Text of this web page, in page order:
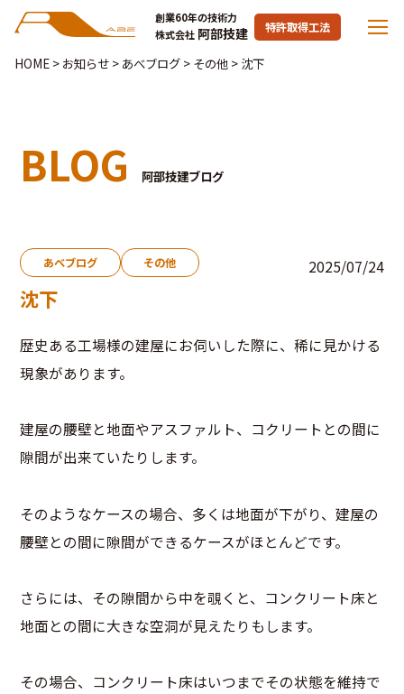
創業60年の技術力
株式会社 阿部技建 特許取得工法
HOME> お知らせ> あべブログ> その他> 沈下
BLOG 阿部技建ブログ
あべブログ その他 2025/07/24
沈下
歴史ある工場様の建屋にお伺いした際に、稀に見かける
現象があります。
建屋の腰壁と地面やアスファルト、コクリートとの間に
隙間が出来ていたりします。
そのようなケースの場合、多くは地面が下がり、建屋の
腰壁との間に隙間ができるケースがほとんどです。
さらには、その隙間から中を覗くと、コンクリート床と
地面との間に大きな空洞が見えたりもします。
その場合、コンクリート床はいつまでその状態を維持で